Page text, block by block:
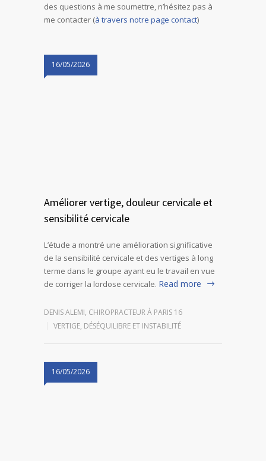
des questions à me soumettre, n’hésitez pas à
me contacter (à travers notre page contact)
16/05/2026
Améliorer vertige, douleur cervicale et
sensibilité cervicale
L’étude a montré une amélioration significative
de la sensibilité cervicale et des vertiges à long
terme dans le groupe ayant eu le travail en vue
de corriger la lordose cervicale. Read more
DENIS ALEMI, CHIROPRACTEUR À PARIS 16
VERTIGE, DÉSÉQUILIBRE ET INSTABILITÉ
16/05/2026